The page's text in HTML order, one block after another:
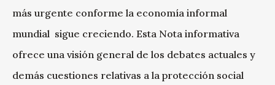
más urgente conforme la economía informal
mundial sigue creciendo. Esta Nota informativa
ofrece una visión general de los debates actuales y
demás cuestiones relativas a la protección social